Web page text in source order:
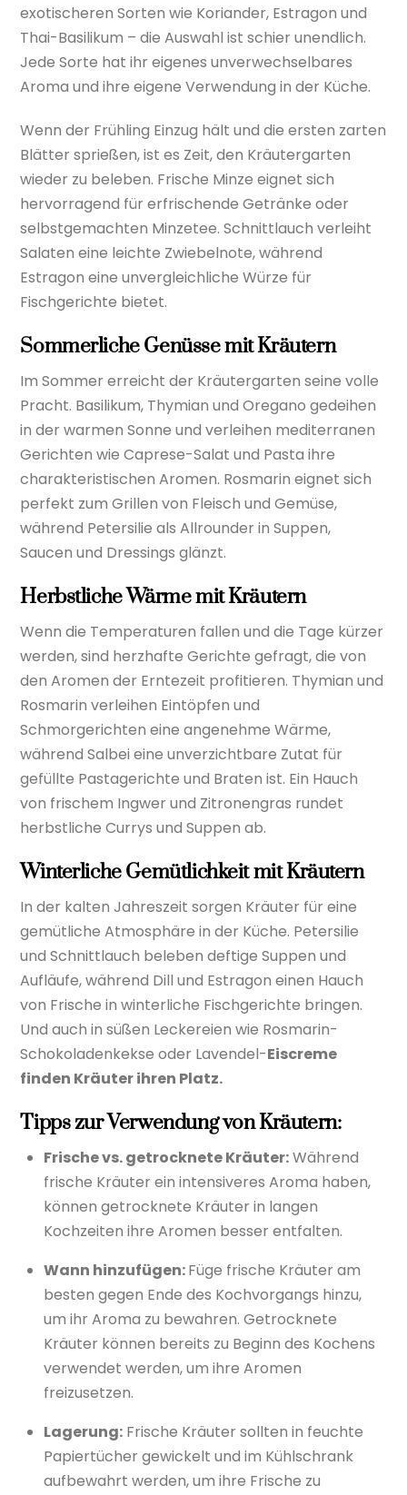
exotischeren Sorten wie Koriander, Estragon und
Thai-Basilikum – die Auswahl ist schier unendlich.
Jede Sorte hat ihr eigenes unverwechselbares
Aroma und ihre eigene Verwendung in der Küche.
Wenn der Frühling Einzug hält und die ersten zarten
Blätter sprießen, ist es Zeit, den Kräutergarten
wieder zu beleben. Frische Minze eignet sich
hervorragend für erfrischende Getränke oder
selbstgemachten Minzetee. Schnittlauch verleiht
Salaten eine leichte Zwiebelnote, während
Estragon eine unvergleichliche Würze für
Fischgerichte bietet.
Sommerliche Genüsse mit Kräutern
Im Sommer erreicht der Kräutergarten seine volle
Pracht. Basilikum, Thymian und Oregano gedeihen
in der warmen Sonne und verleihen mediterranen
Gerichten wie Caprese-Salat und Pasta ihre
charakteristischen Aromen. Rosmarin eignet sich
perfekt zum Grillen von Fleisch und Gemüse,
während Petersilie als Allrounder in Suppen,
Saucen und Dressings glänzt.
Herbstliche Wärme mit Kräutern
Wenn die Temperaturen fallen und die Tage kürzer
werden, sind herzhafte Gerichte gefragt, die von
den Aromen der Erntezeit profitieren. Thymian und
Rosmarin verleihen Eintöpfen und
Schmorgerichten eine angenehme Wärme,
während Salbei eine unverzichtbare Zutat für
gefüllte Pastagerichte und Braten ist. Ein Hauch
von frischem Ingwer und Zitronengras rundet
herbstliche Currys und Suppen ab.
Winterliche Gemütlichkeit mit Kräutern
In der kalten Jahreszeit sorgen Kräuter für eine
gemütliche Atmosphäre in der Küche. Petersilie
und Schnittlauch beleben deftige Suppen und
Aufläufe, während Dill und Estragon einen Hauch
von Frische in winterliche Fischgerichte bringen.
Und auch in süßen Leckereien wie Rosmarin-
Schokoladenkekse oder Lavendel-Eiscreme
finden Kräuter ihren Platz.
Tipps zur Verwendung von Kräutern:
Frische vs. getrocknete Kräuter:Während
frische Kräuter ein intensiveres Aroma haben,
können getrocknete Kräuter in langen
Kochzeiten ihre Aromen besser entfalten.
Wann hinzufügen:Füge frische Kräuter am
besten gegen Ende des Kochvorgangs hinzu,
um ihr Aroma zu bewahren. Getrocknete
Kräuter können bereits zu Beginn des Kochens
verwendet werden, um ihre Aromen
freizusetzen.
Lagerung: Frische Kräuter sollten in feuchte
Papiertücher gewickelt und im Kühlschrank
aufbewahrt werden, um ihre Frische zu